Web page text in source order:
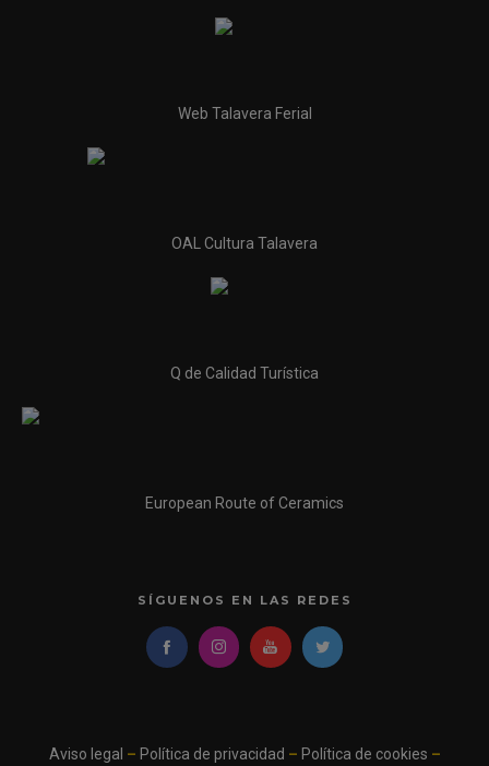
Web Talavera Ferial
OAL Cultura Talavera
Q de Calidad Turística
European Route of Ceramics
SÍGUENOS EN LAS REDES
Aviso legal – Política de privacidad – Política de cookies –